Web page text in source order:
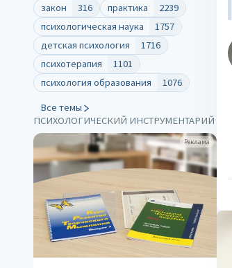
закон 316 практика
2239
психологическая наука
1757
детская психология
1716
психотерапия
1101
психология образования
1076
Все темы
ПСИХОЛОГИЧЕСКИЙ ИНСТРУМЕНТАРИЙ
Реклама